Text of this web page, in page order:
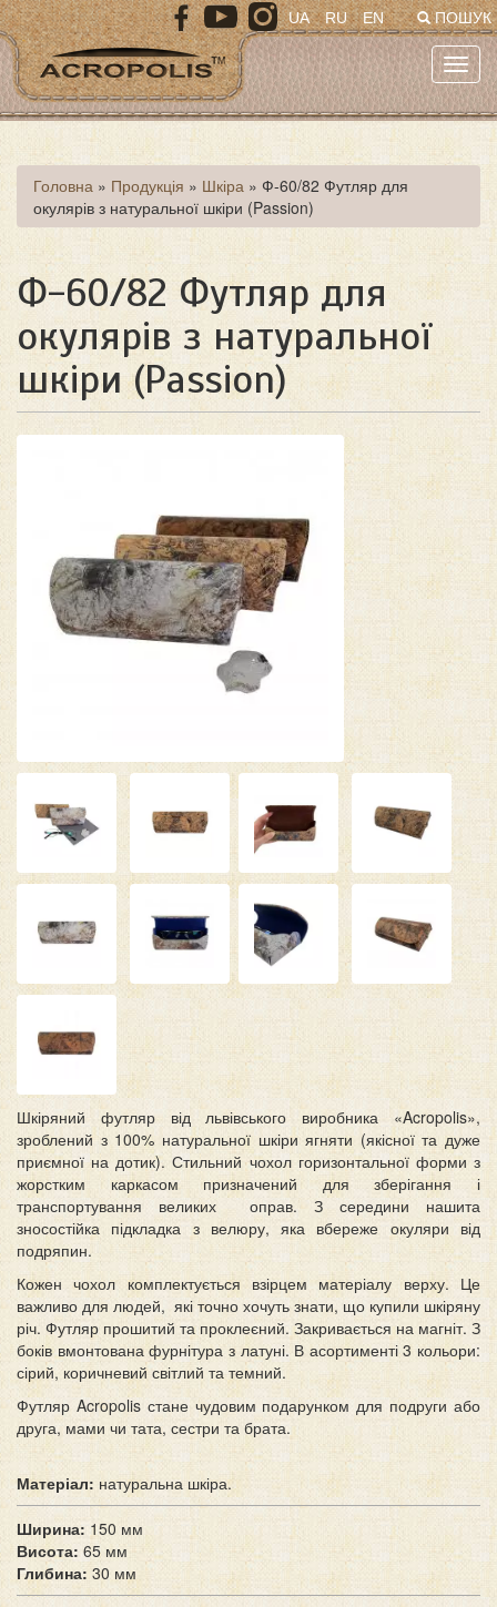
Перейти
до
основного
матеріалу
ПОШУК
UA RU EN
Ви
є
тут
Головна » Продукція » Шкіра » Ф-60/82 Футляр для
окулярів з натуральної шкіри (Passion)
Ф-60/82 Футляр для
окулярів з натуральної
шкіри (Passion)
Шкіряний футляр від львівського виробника «Acropolis»,
зроблений з 100% натуральної шкіри ягняти (якісної та дуже
приємної на дотик). Стильний чохол горизонтальної форми з
жорстким каркасом призначений для зберігання і
транспортування великих оправ. З середини нашита
зносостійка підкладка з велюру, яка вбереже окуляри від
подряпин.
Кожен чохол комплектується взірцем матеріалу верху. Це
важливо для людей, які точно хочуть знати, що купили шкіряну
річ. Футляр прошитий та проклеєний. Закривається на магніт. З
боків вмонтована фурнітура з латуні. В асортименті 3 кольори:
сірий, коричневий світлий та темний.
Футляр Acropolis стане чудовим подарунком для подруги або
друга, мами чи тата, сестри та брата.
Матеріал: натуральна шкіра.
Ширина: 150 мм
Висота: 65 мм
Глибина: 30 мм